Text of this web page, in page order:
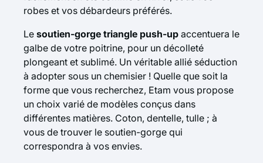
robes et vos débardeurs préférés.
Le soutien-gorge triangle push-up accentuera le
galbe de votre poitrine, pour un décolleté
plongeant et sublimé. Un véritable allié séduction
à adopter sous un chemisier ! Quelle que soit la
forme que vous recherchez, Etam vous propose
un choix varié de modèles conçus dans
différentes matières. Coton, dentelle, tulle ; à
vous de trouver le soutien-gorge qui
correspondra à vos envies.